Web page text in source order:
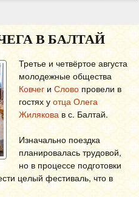
В БАЛТАЙ
Третье и четвёртое августа
молодежные общества
Ковчег и Слово провели в
гостях уотца Олега
Жилякова в с. Балтай.
Изначально поездка
планировалась трудовой,
но в процессе подготовки
целый фестиваль, что в